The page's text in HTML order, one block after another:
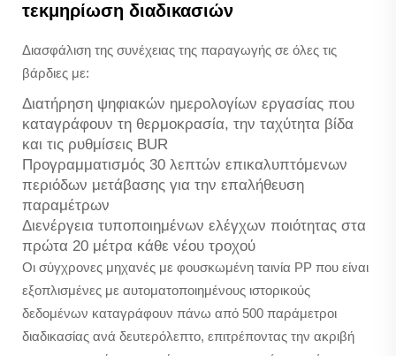
τεκμηρίωση διαδικασιών
Διασφάλιση της συνέχειας της παραγωγής σε όλες τις
βάρδιες με:
Διατήρηση ψηφιακών ημερολογίων εργασίας που
καταγράφουν τη θερμοκρασία, την ταχύτητα βίδα
και τις ρυθμίσεις BUR
Προγραμματισμός 30 λεπτών επικαλυπτόμενων
περιόδων μετάβασης για την επαλήθευση
παραμέτρων
Διενέργεια τυποποιημένων ελέγχων ποιότητας στα
πρώτα 20 μέτρα κάθε νέου τροχού
Οι σύγχρονες μηχανές με φουσκωμένη ταινία PP που είναι
εξοπλισμένες με αυτοματοποιημένους ιστορικούς
δεδομένων καταγράφουν πάνω από 500 παράμετροι
διαδικασίας ανά δευτερόλεπτο, επιτρέποντας την ακριβή